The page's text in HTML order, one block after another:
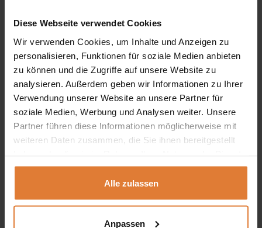
Diese Webseite verwendet Cookies
Wir verwenden Cookies, um Inhalte und Anzeigen zu
personalisieren, Funktionen für soziale Medien anbieten
zu können und die Zugriffe auf unsere Website zu
analysieren. Außerdem geben wir Informationen zu Ihrer
Verwendung unserer Website an unsere Partner für
soziale Medien, Werbung und Analysen weiter. Unsere
Partner führen diese Informationen möglicherweise mit
weiteren Daten zusammen, die Sie ihnen bereitgestellt
gesammelt haben.
Alle zulassen
Anpassen
Vielseitiger Einsatz:Es eignet sich sowohl für kleine
als auch für große Räume und passt zu einer Vielzahl
von Einrichtungsstilen.
Langlebigkeit und Pflegeleichtigkeit: Die laminierte
Spanplatte mit matter Oberfläche oder Acryl mit
Abmessungen: